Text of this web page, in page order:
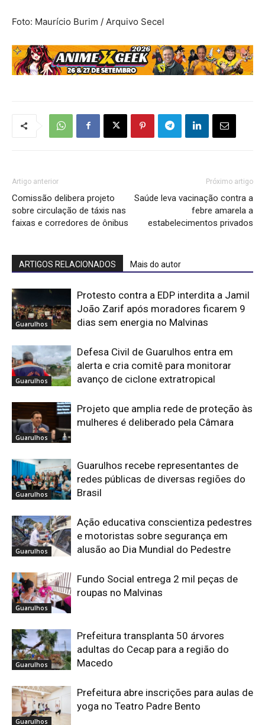
Foto: Maurício Burim / Arquivo Secel
Artigo anterior
Comissão delibera projeto
sobre circulação de táxis nas
faixas e corredores de ônibus
Próximo artigo
Saúde leva vacinação contra a
febre amarela a
estabelecimentos privados
ARTIGOS RELACIONADOS Mais do autor
Guarulhos
Protesto contra a EDP interdita a Jamil
João Zarif após moradores ficarem 9
dias sem energia no Malvinas
Guarulhos
Defesa Civil de Guarulhos entra em
alerta e cria comitê para monitorar
avanço de ciclone extratropical
Guarulhos
Projeto que amplia rede de proteção às
mulheres é deliberado pela Câmara
Guarulhos
Guarulhos recebe representantes de
redes públicas de diversas regiões do
Brasil
Guarulhos
Ação educativa conscientiza pedestres
e motoristas sobre segurança em
alusão ao Dia Mundial do Pedestre
Guarulhos
Fundo Social entrega 2 mil peças de
roupas no Malvinas
Guarulhos
Prefeitura transplanta 50 árvores
adultas do Cecap para a região do
Macedo
Guarulhos
Prefeitura abre inscrições para aulas de
yoga no Teatro Padre Bento